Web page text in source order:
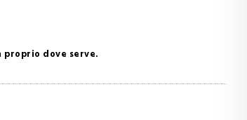
dove serve.